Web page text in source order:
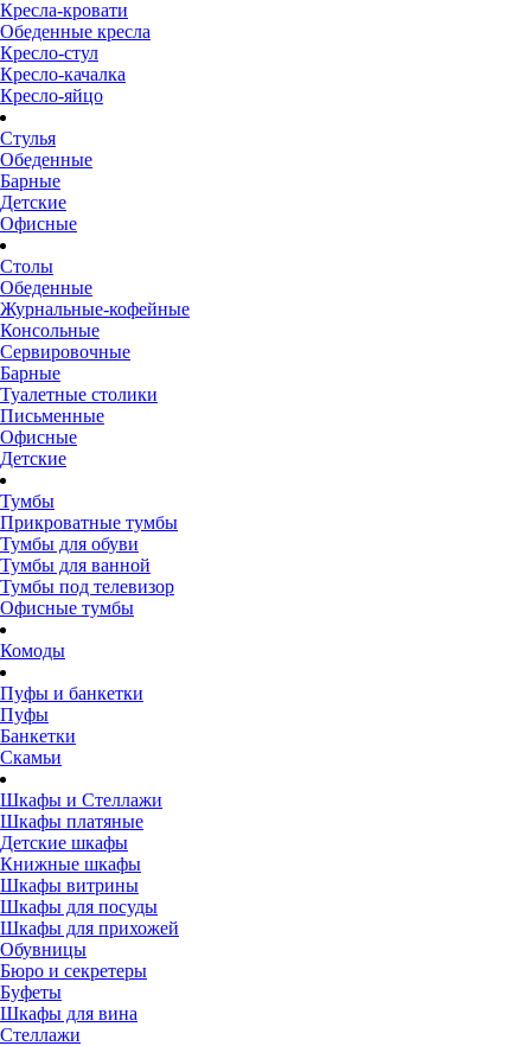
Кресла-кровати
Обеденные кресла
Кресло-стул
Кресло-качалка
Кресло-яйцо
Стулья
Обеденные
Барные
Детские
Офисные
Столы
Обеденные
Журнальные-кофейные
Консольные
Сервировочные
Барные
Туалетные столики
Письменные
Офисные
Детские
Тумбы
Прикроватные тумбы
Тумбы для обуви
Тумбы для ванной
Тумбы под телевизор
Офисные тумбы
Комоды
Пуфы и банкетки
Пуфы
Банкетки
Скамьи
Шкафы и Стеллажи
Шкафы платяные
Детские шкафы
Книжные шкафы
Шкафы витрины
Шкафы для посуды
Шкафы для прихожей
Обувницы
Бюро и секретеры
Буфеты
Шкафы для вина
Стеллажи